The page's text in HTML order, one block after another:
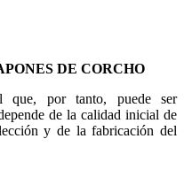
DE CORCHO
que, por tanto, puede ser
de la calidad inicial de
y de la fabricación del